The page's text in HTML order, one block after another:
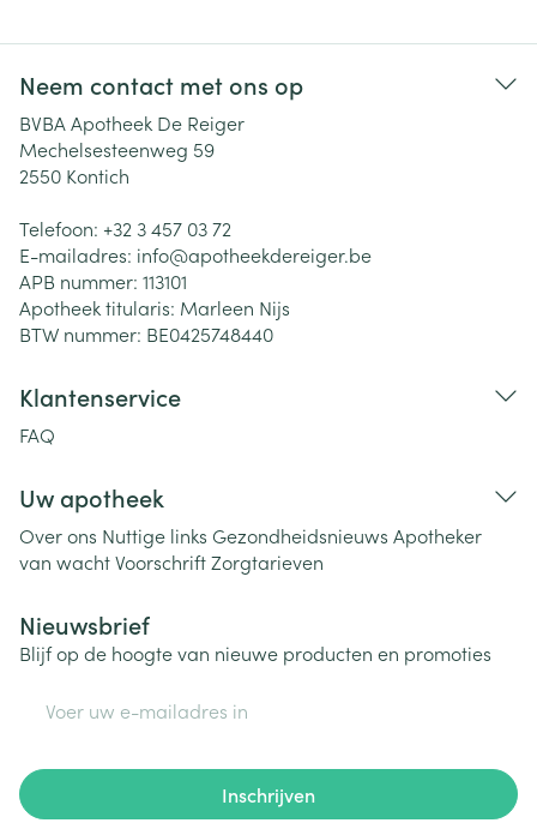
Neem contact met ons op
BVBA Apotheek De Reiger
Mechelsesteenweg 59
2550 Kontich
Telefoon: +32 3 457 03 72
E-mailadres: info@apotheekdereiger.be
APB nummer: 113101
Apotheek titularis: Marleen Nijs
BTW nummer: BE0425748440
Klantenservice
FAQ
Uw apotheek
Over ons Nuttige links Gezondheidsnieuws Apotheker
van wachtVoorschriftZorgtarieven
Nieuwsbrief
Blijf op de hoogte van nieuwe producten en promoties
Inschrijven